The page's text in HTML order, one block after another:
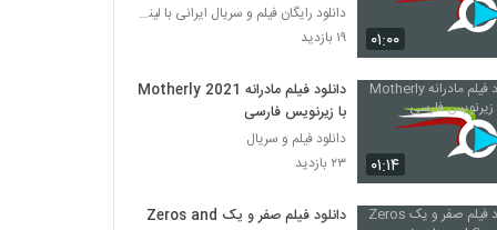
۰۱:۰۰
دانلود رایگان فیلم و سریال ایرانی با لینک مستقیم
۱۹ بازدید
۰۱:۱۴
دانلود فیلم مادرانه Motherly 2021
با زیرنویس فارسی
دانلود فیلم و سریال
۲۳ بازدید
دانلود فیلم صفر و یک Zeros and